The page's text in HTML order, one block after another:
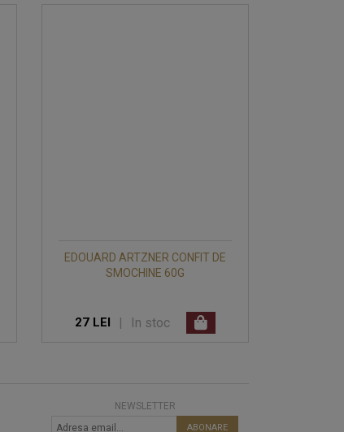
EDOUARD ARTZNER CONFIT DE
SMOCHINE 60G
27 LEI | In stoc
NEWSLETTER
ABONARE